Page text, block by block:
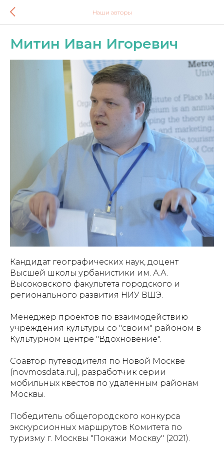
Наши авторы
Митин Иван Игоревич
Кандидат географических наук, доцент
Высшей школы урбанистики им. А.А.
Высоковского факультета городского и
регионального развития НИУ ВШЭ.
Менеджер проектов по взаимодействию
учреждения культуры со "своим" районом в
Культурном центре "Вдохновение".
Соавтор путеводителя по Новой Москве
(novmosdata.ru), разработчик серии
мобильных квестов по удалённым районам
Москвы.
Победитель общегородского конкурса
экскурсионных маршрутов Комитета по
туризму г. Москвы "Покажи Москву" (2021).